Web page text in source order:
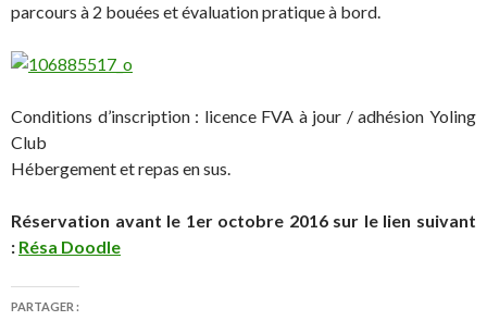
parcours à 2 bouées et évaluation pratique à bord.
Conditions d’inscription : licence FVA à jour / adhésion Yoling
Club
Hébergement et repas en sus.
Réservation avant le 1er octobre 2016 sur le lien suivant
: Résa Doodle
PARTAGER :